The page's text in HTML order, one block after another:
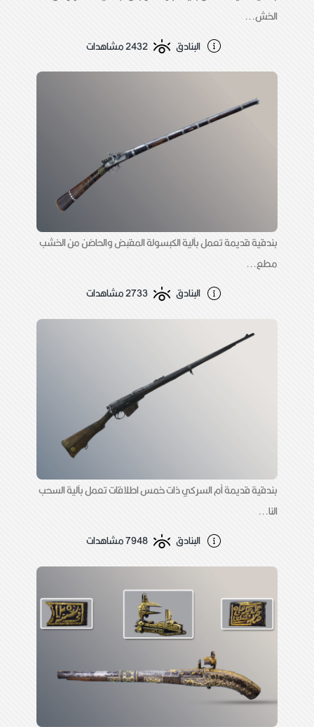
الخش...
البنادق
2432 مشاهدات
بندقية قديمة تعمل بآلية الكبسولة المقبض والحاضن من الخشب
مطع...
البنادق
2733 مشاهدات
بندقية قديمة أم السركي ذات خمس اطلاقات تعمل بآلية السحب
النا...
البنادق
7948 مشاهدات